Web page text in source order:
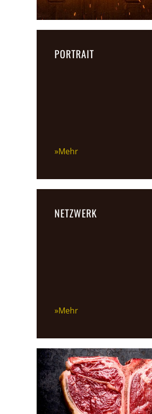
PORTRAIT
»Mehr
NETZWERK
»Mehr